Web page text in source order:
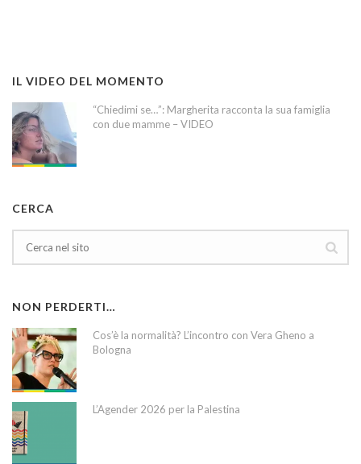
IL VIDEO DEL MOMENTO
“Chiedimi se…”: Margherita racconta la sua famiglia
con due mamme – VIDEO
CERCA
NON PERDERTI…
Cos’è la normalità? L’incontro con Vera Gheno a
Bologna
L’Agender 2026 per la Palestina